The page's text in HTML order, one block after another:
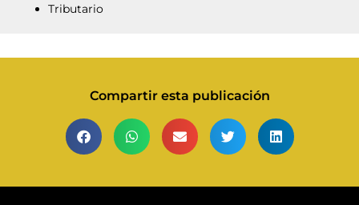
Tributario
Compartir esta publicación